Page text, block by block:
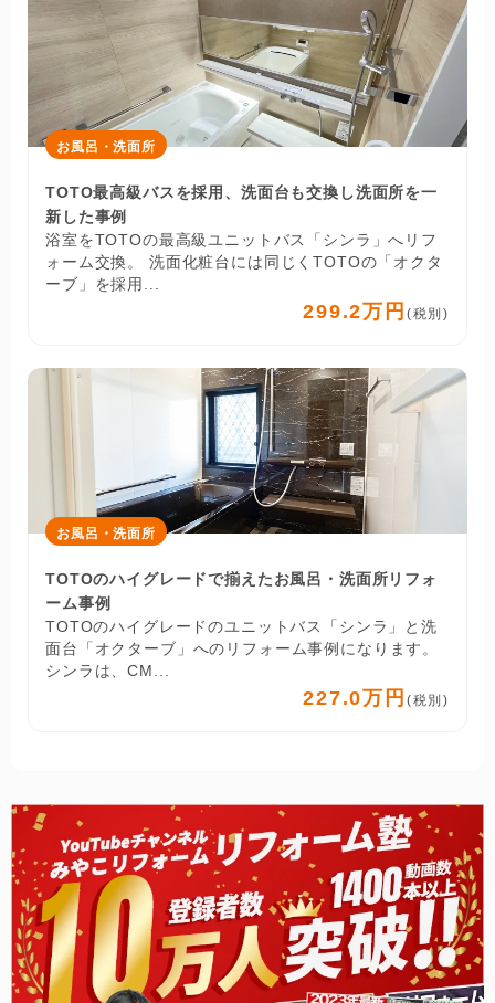
お風呂・洗面所
TOTO最高級バスを採用、洗面台も交換し洗面所を一
新した事例
浴室をTOTOの最高級ユニットバス「シンラ」へリフ
ォーム交換。 洗面化粧台には同じくTOTOの「オクタ
ーブ」を採用...
299.2万円 (税別)
お風呂・洗面所
TOTOのハイグレードで揃えたお風呂・洗面所リフォ
ーム事例
TOTOのハイグレードのユニットバス「シンラ」と洗
面台「オクターブ」へのリフォーム事例になります。
シンラは、CM...
227.0万円 (税別)